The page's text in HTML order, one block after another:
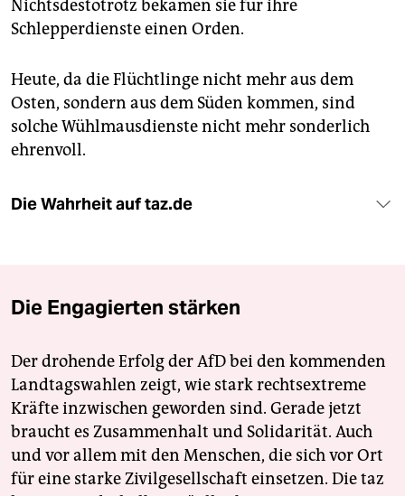
Nichtsdestotrotz bekamen sie für ihre
Schlepperdienste einen Orden.
Heute, da die Flüchtlinge nicht mehr aus dem
Osten, sondern aus dem Süden kommen, sind
solche Wühlmausdienste nicht mehr sonderlich
ehrenvoll.
Die Wahrheit auf taz.de
Die Engagierten stärken
Der drohende Erfolg der AfD bei den kommenden
Landtagswahlen zeigt, wie stark rechtsextreme
Kräfte inzwischen geworden sind. Gerade jetzt
braucht es Zusammenhalt und Solidarität. Auch
und vor allem mit den Menschen, die sich vor Ort
für eine starke Zivilgesellschaft einsetzen. Die taz